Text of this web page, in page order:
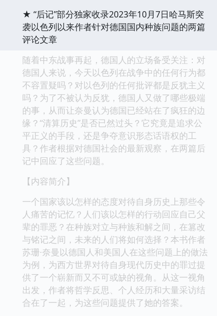
★ “后记”部分独家收录2023年10月7日哈马斯突
袭以色列以来作者针对德国国内种族问题的两篇
评论文章
随着中东战事再起，德国人的立场备受关注：对
德国人来说，今天以色列在战争中的任何行为都
不容置疑吗？对以色列的任何批评都是反犹主义
吗？为了不被认为反犹，德国人又做了哪些极端
的事，从而让奈曼认为德国已经站在了疯狂的边
缘？“清算历史”是否已然过头？它究竟是追求公
平正义的手段，还是争夺意识形态话语权的工
具？作者根据对德国社会的最新观察，在两篇后
记中回应了这些问题。
【内容简介】
一个国家该以怎样的态度对待自身历史上那些令
人痛苦的记忆？人们该以怎样的行动回应自己父
辈的罪恶？在种族对立与种族和解之间，在篡改
与铭记之间，未来的人们将如何选择？本书作者
苏珊·奈曼以德国人和美国人在这些问题上的做法
为例，为西方世界对待自身现代历史中的罪过提
供了一个崭新而又不可或缺的视角。从这一视角
出发，作者将哲学反思、个人经历和大量采访结
合在了一起，为这些问题提供了她的答案。